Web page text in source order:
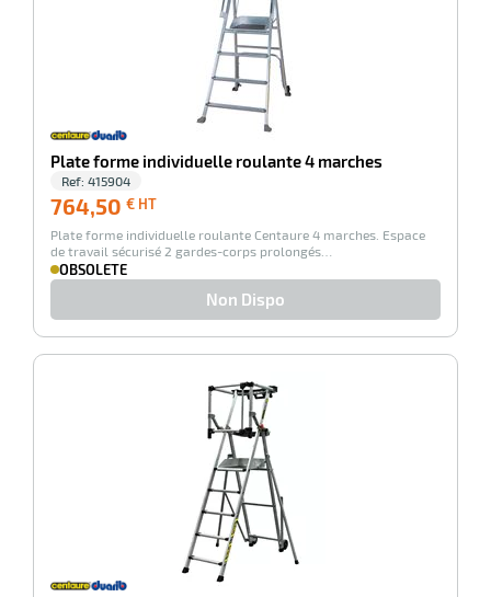
Plate forme individuelle roulante 4 marches
Ref: 415904
764,50 € HT
HT
Plate forme individuelle roulante Centaure 4 marches. Espace
de travail sécurisé 2 gardes-corps prolongés…
OBSOLETE
Non Dispo